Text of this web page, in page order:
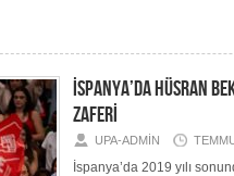
İSPANYA’DA HÜSRAN
ZAFERİ
UPA-ADMIN
İspanya’da 2019 yılı